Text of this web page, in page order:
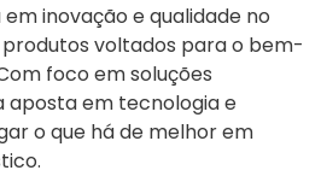
inovação e qualidade no
voltados para o bem-
foco em soluções
aposta em tecnologia e
o que há de melhor em